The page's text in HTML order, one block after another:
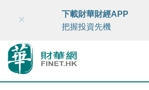
財華智庫網 FINTV FINMETA
×
下載財華財經APP
把握投資先機